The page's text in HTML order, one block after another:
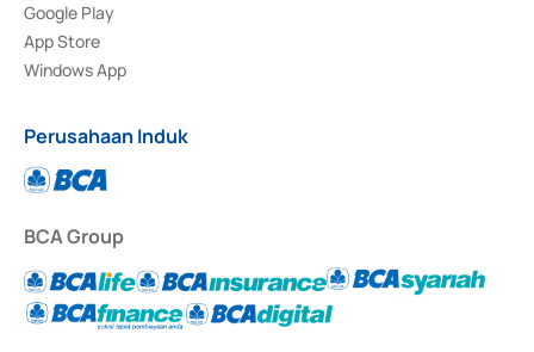
Google Play
App Store
Windows App
Perusahaan Induk
BCA Group